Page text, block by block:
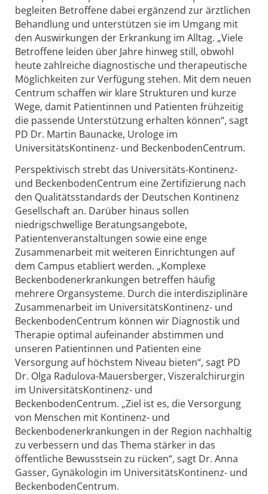
begleiten Betroffene dabei ergänzend zur ärztlichen
Behandlung und unterstützen sie im Umgang mit
den Auswirkungen der Erkrankung im Alltag. „Viele
Betroffene leiden über Jahre hinweg still, obwohl
heute zahlreiche diagnostische und therapeutische
Möglichkeiten zur Verfügung stehen. Mit dem neuen
Centrum schaffen wir klare Strukturen und kurze
Wege, damit Patientinnen und Patienten frühzeitig
die passende Unterstützung erhalten können“, sagt
PD Dr. Martin Baunacke, Urologe im
UniversitätsKontinenz- und BeckenbodenCentrum.
Perspektivisch strebt das Universitäts-Kontinenz-
und BeckenbodenCentrum eine Zertifizierung nach
den Qualitätsstandards der Deutschen Kontinenz
Gesellschaft an. Darüber hinaus sollen
niedrigschwellige Beratungsangebote,
Patientenveranstaltungen sowie eine enge
Zusammenarbeit mit weiteren Einrichtungen auf
dem Campus etabliert werden. „Komplexe
Beckenbodenerkrankungen betreffen häufig
mehrere Organsysteme. Durch die interdisziplinäre
Zusammenarbeit im UniversitätsKontinenz- und
BeckenbodenCentrum können wir Diagnostik und
Therapie optimal aufeinander abstimmen und
unseren Patientinnen und Patienten eine
Versorgung auf höchstem Niveau bieten“, sagt PD
Dr. Olga Radulova-Mauersberger, Viszeralchirurgin
im UniversitätsKontinenz- und
BeckenbodenCentrum. „Ziel ist es, die Versorgung
von Menschen mit Kontinenz- und
Beckenbodenerkrankungen in der Region nachhaltig
zu verbessern und das Thema stärker in das
öffentliche Bewusstsein zu rücken“, sagt Dr. Anna
Gasser, Gynäkologin im UniversitätsKontinenz- und
BeckenbodenCentrum.